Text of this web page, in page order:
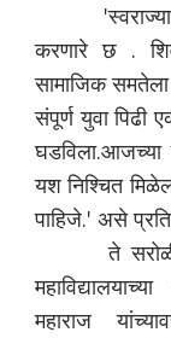
करणारे छ .
सामाजिक समतेला
संपूर्ण युवा पिढी
घडविला.आजच्या
यश निश्चित
पाहिजे.' असे
ते सरोळी
महाराज